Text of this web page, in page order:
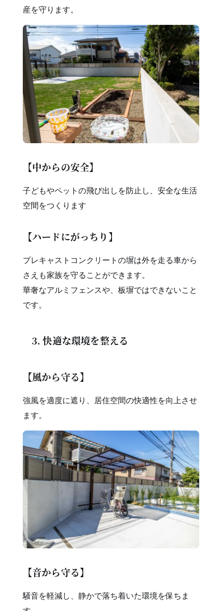
産を守ります。
【中からの安全】
子どもやペットの飛び出しを防止し、安全な生活
空間をつくります
【ハードにがっちり】
プレキャストコンクリートの塀は外を走る車から
さえも家族を守ることができます。
華奢なアルミフェンスや、板塀ではできないこと
です。
3. 快適な環境を整える
【風から守る】
強風を適度に遮り、居住空間の快適性を向上させ
ます。
【音から守る】
騒音を軽減し、静かで落ち着いた環境を保ちま